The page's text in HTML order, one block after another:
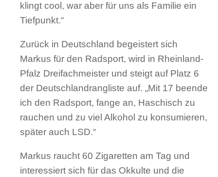
klingt cool, war aber für uns als Familie ein
Tiefpunkt.“
Zurück in Deutschland begeistert sich
Markus für den Radsport, wird in Rheinland-
Pfalz Dreifachmeister und steigt auf Platz 6
der Deutschlandrangliste auf. „Mit 17 beende
ich den Radsport, fange an, Haschisch zu
rauchen und zu viel Alkohol zu konsumieren,
später auch LSD.“
Markus raucht 60 Zigaretten am Tag und
interessiert sich für das Okkulte und die